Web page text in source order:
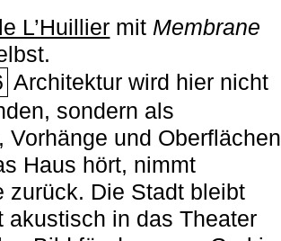
L’Huillier mit ­ Membrane
Architektur wird hier nicht
sondern als
und Oberflächen
Haus hört, nimmt
zurück. Die Stadt bleibt
akustisch in das Theater